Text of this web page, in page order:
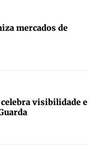
mercados de
visibilidade e